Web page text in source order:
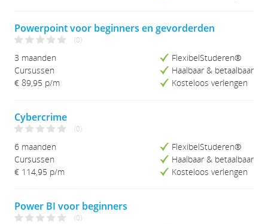
Powerpoint voor beginners en gevorderden
(0)
3 maanden
Cursussen
€ 89,95 p/m
FlexibelStuderen®
Haalbaar & betaalbaar
Kosteloos verlengen
Cybercrime
(0)
6 maanden
Cursussen
€ 114,95 p/m
FlexibelStuderen®
Haalbaar & betaalbaar
Kosteloos verlengen
Power BI voor beginners
(0)